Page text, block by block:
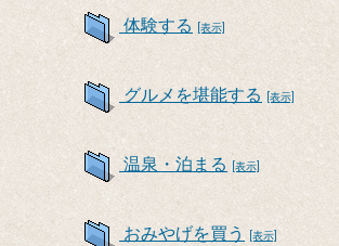
体験する [表示]
グルメを堪能する [表示]
温泉・泊まる [表示]
おみやげを買う [表示]